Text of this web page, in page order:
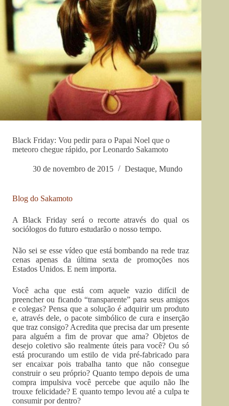
Black Friday: Vou pedir para o Papai Noel que o
meteoro chegue rápido, por Leonardo Sakamoto
30 de novembro de 2015 Destaque, Mundo
Blog do Sakamoto
A Black Friday será o recorte através do qual os
sociólogos do futuro estudarão o nosso tempo.
Não sei se esse vídeo que está bombando na rede traz
cenas apenas da última sexta de promoções nos
Estados Unidos. E nem importa.
Você acha que está com aquele vazio difícil de
preencher ou ficando “transparente” para seus amigos
e colegas? Pensa que a solução é adquirir um produto
e, através dele, o pacote simbólico de cura e inserção
que traz consigo? Acredita que precisa dar um presente
para alguém a fim de provar que ama? Objetos de
desejo coletivo são realmente úteis para você? Ou só
está procurando um estilo de vida pré-fabricado para
ser encaixar pois trabalha tanto que não consegue
construir o seu próprio? Quanto tempo depois de uma
compra impulsiva você percebe que aquilo não lhe
trouxe felicidade? E quanto tempo levou até a culpa te
consumir por dentro?